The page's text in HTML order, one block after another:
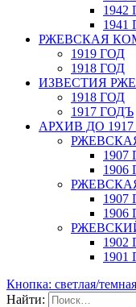
1942
1941
РЖЕВСКАЯ
1919 ГОД
1918 ГОД
ИЗВЕСТИЯ
1918 ГОД
1917 ГОДЪ
АРХИВ ДО
1907
1906
1907
1906
1902
1901
Кнопка: светлая/темная
Найти: